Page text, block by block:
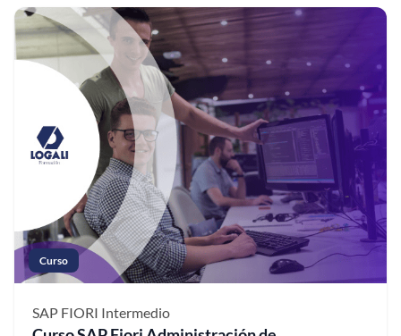
Curso
SAP FIORI Intermedio